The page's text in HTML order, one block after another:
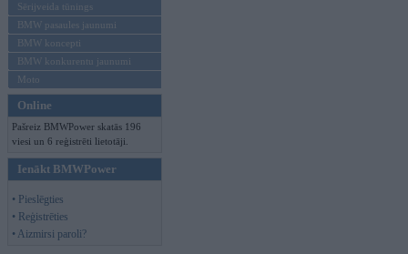
Sērijveida tūnings
BMW pasaules jaunumi
BMW koncepti
BMW konkurentu jaunumi
Moto
Online
Pašreiz BMWPower skatās 196
viesi un 6 reģistrēti lietotāji.
Ienākt BMWPower
• Pieslēgties
• Reģistrēties
• Aizmirsi paroli?